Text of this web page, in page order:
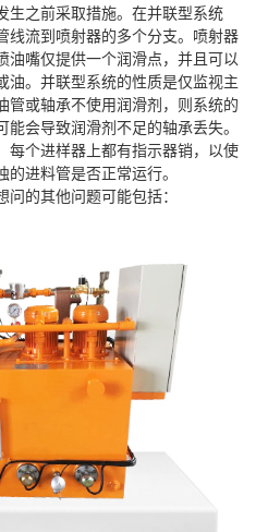
生之前采取措施。在并联型系统
线流到喷射器的多个分支。喷射器
油嘴仅提供一个润滑点，并且可以
油。并联型系统的性质是仅监视主
管或轴承不使用润滑剂，则系统的
会导致润滑剂不足的轴承丢失。
每个进样器上都有指示器销，以使
进料管是否正常运行。
的其他问题可能包括：